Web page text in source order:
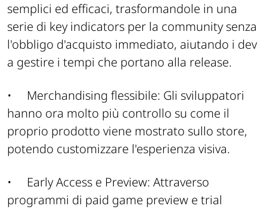
semplici ed efficaci, trasformandole in una
serie di key indicators per la community senza
l'obbligo d'acquisto immediato, aiutando i dev
a gestire i tempi che portano alla release.
• Merchandising flessibile: Gli sviluppatori
hanno ora molto più controllo su come il
proprio prodotto viene mostrato sullo store,
potendo customizzare l'esperienza visiva.
• Early Access e Preview: Attraverso
programmi di paid game preview e trial